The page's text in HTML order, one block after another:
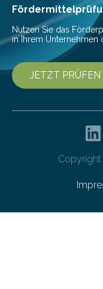
bis 16:00 Uhr, ein
Nutzen Sie das
in Ihrem Unternehmen
JETZT PRÜFEN